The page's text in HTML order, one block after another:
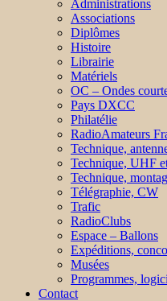
Administrations
Associations
Diplômes
Histoire
Librairie
Matériels
OC – Ondes
Pays DXCC
Philatélie
RadioAmateurs
Technique,
Technique, UHF
Technique,
Télégraphie, CW
Trafic
RadioClubs
Espace – Ballons
Expéditions,
Musées
Programmes,
Contact